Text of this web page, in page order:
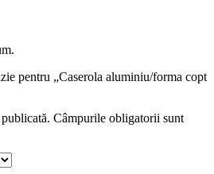
pentru „Caserola aluminiu/forma copt
Câmpurile obligatorii sunt